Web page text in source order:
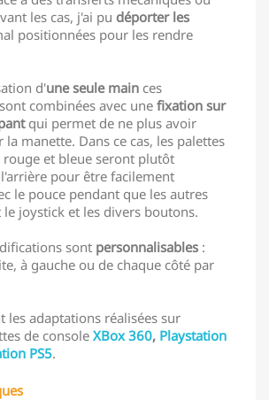
les cas, j'ai pu déporter les
positionnées pour les rendre
d'une seule main ces
combinées avec une fixation sur
qui permet de ne plus avoir
la manette. Dans ce cas, les palettes
rouge et bleue seront plutôt
pour être facilement
le pouce pendant que les autres
joystick et les divers boutons.
sont personnalisables :
à gauche ou de chaque côté par
les adaptations réalisées sur
de console XBox 360, Playstation
PS5.